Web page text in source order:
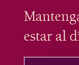
estar al